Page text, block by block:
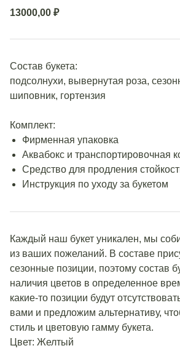
13000,00 ₽
Состав букета:
подсолнухи, вывернутая роза,
шиповник, гортензия
Комплект:
Фирменная упаковка
Аквабокс и транспортировочная
Средство для продления
Инструкция по уходу за букетом
Каждый наш букет уникален, мы
из ваших пожеланий. В составе
сезонные позиции, поэтому состав
наличия цветов в определенное
какие-то позиции будут
вами и предложим альтернативу,
стиль и цветовую гамму букета.
Цвет: Желтый